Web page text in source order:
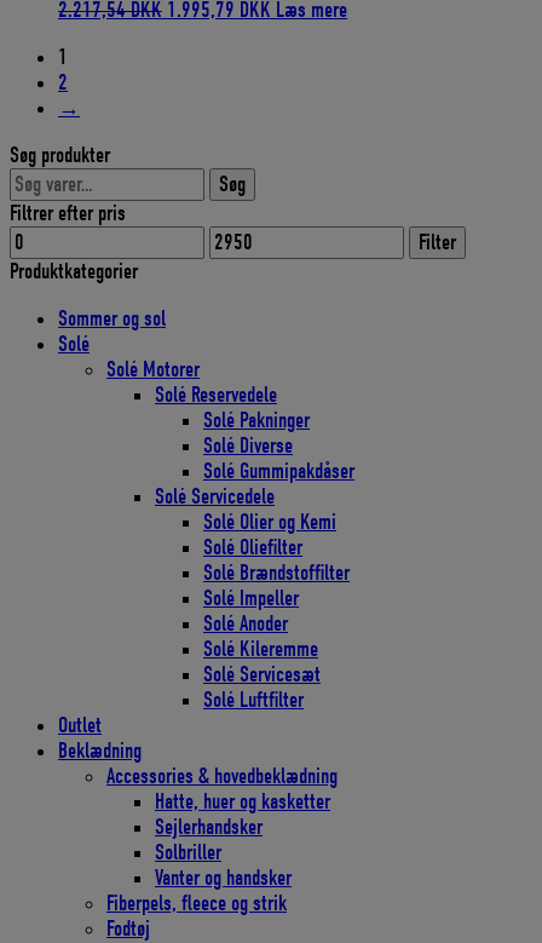
2.217,54DKK Den
1.995,79 DKK Den
Læs mere
1
2
→
Søg produkter
Søg
efter:
Søg
Filtrer efter pris
Mindste
pris
Højeste
pris
Filter
Produktkategorier
Sommer og sol
Solé
Solé Motorer
Solé Reservedele
Solé Pakninger
Solé Diverse
Solé Gummipakdåser
Solé Servicedele
Solé Olier og Kemi
Solé Oliefilter
Solé Brændstoffilter
Solé Impeller
Solé Anoder
Solé Kileremme
Solé Servicesæt
Solé Luftfilter
Outlet
Beklædning
Accessories & hovedbeklædning
Hatte, huer og kasketter
Sejlerhandsker
Solbriller
Vanter og handsker
Fiberpels, fleece og strik
Fodtøj